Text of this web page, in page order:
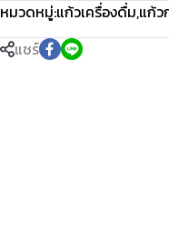
หมวดหมู่:แก้วเครื่องดื่ม,แก้ว
แชร์